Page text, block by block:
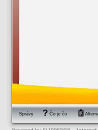
Správy Čo je čo